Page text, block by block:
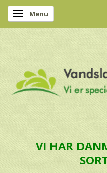
Skifte navigation
Menu
VI HAR